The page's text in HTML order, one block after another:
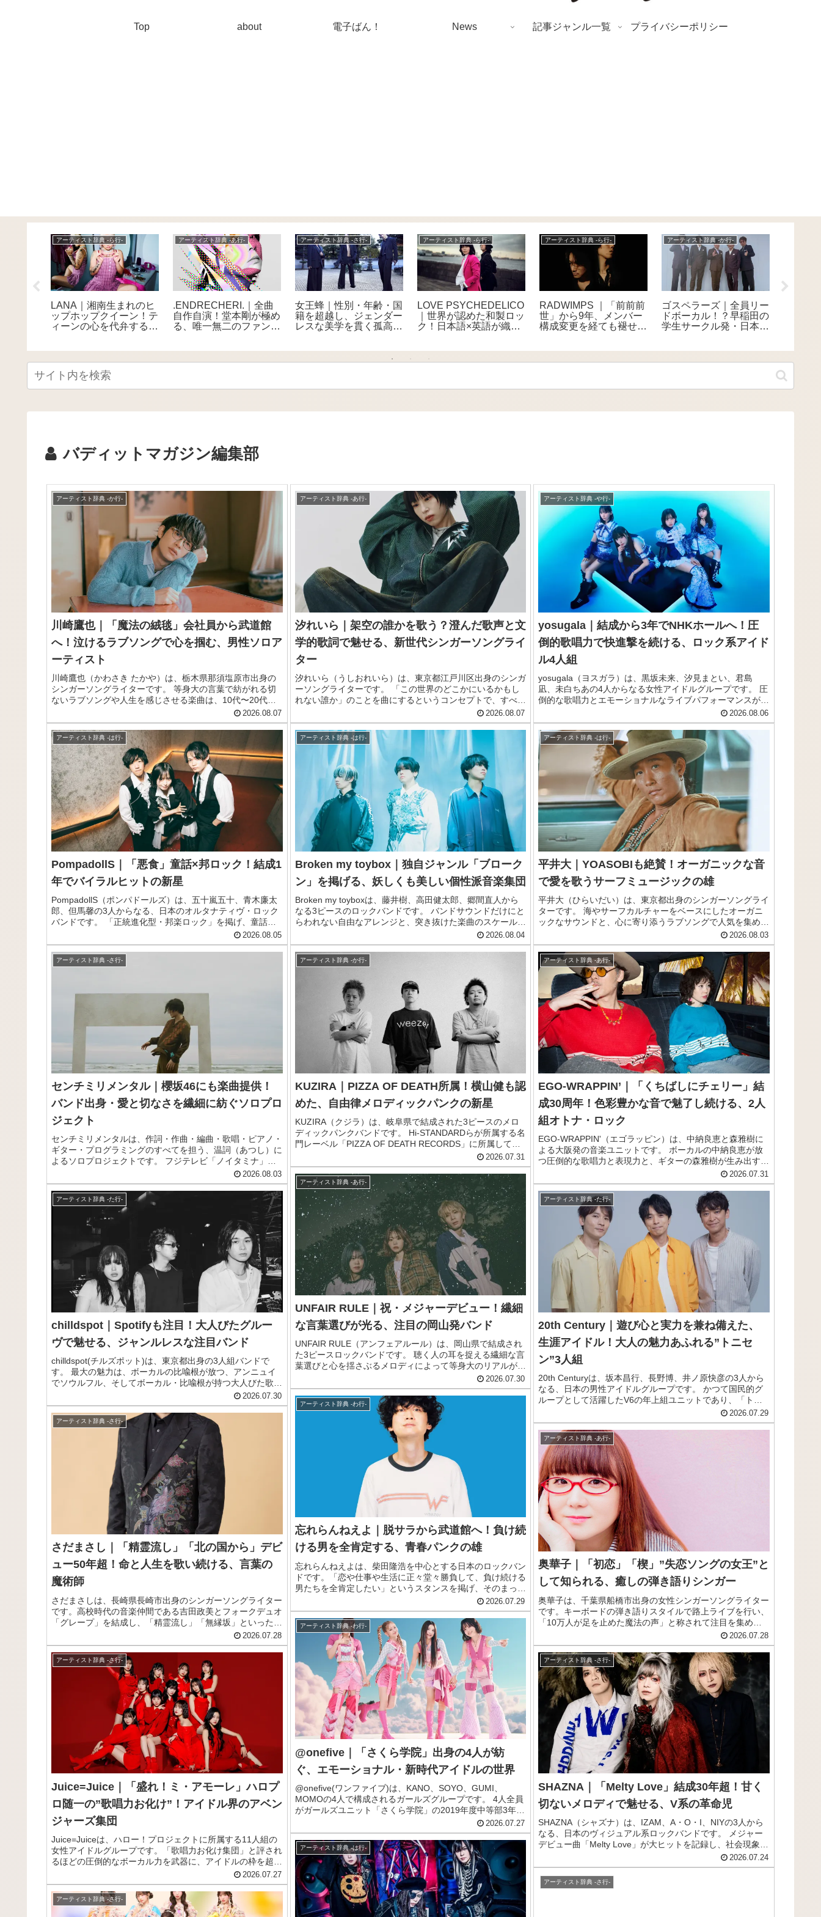
Top about 電子ばん！ News 記事ジャンル一覧 プライバシーポリシー
News
THE ALFEE｜52年の軌
跡と3000本ライブ達成
を追うドキュメンタリー
News
元BABYMETALの
YUIMETAL / 水野由結、
9月30日をもって所属事
アーティスト辞典 -は行-
back number（バックナ
ンバー）の魅力 – 感動的
な歌詞と圧巻のライブで
News
THE ALFEE｜衛星劇場
で14ヶ月連続特集放送
中 NHK以来の貴重番
News
THE PREDATORS｜約
5年ぶりの新曲「オリバ
ー」を8月14日配信リリ
アーティスト辞典 -た行-
玉置浩二｜日本一歌が上
手い！？魂を揺さぶる、
日本屈指の天才シンガー
バディットマガジン編集部
アーティスト辞典 -か行-
川崎鷹也｜「魔法の絨毯」会社員から武道館
へ！泣けるラブソングで心を掴む、男性ソロア
ーティスト
川崎鷹也（かわさき たかや）は、栃木県那須塩原市出身の
シンガーソングライターです。 等身大の言葉で紡がれる切
ないラブソングや人生を感じさせる楽曲は、10代〜20代を
中心に幅広い世代から支持されています。 「半径3mの人を
幸せにしたい」という思いで音楽活動を続け、日本武道館で
のワンマンライブも成功。 一度聴いたら忘れられないハス
キーな歌声と美しいビブラート、癖になるメロディーライン
が最大の魅力です。 この記事では、そんな川崎鷹也のプロ
フィール、来歴、おすすめ曲をサクッとご紹介します。
2026.08.07
アーティスト辞典 -あ行-
汐れいら｜架空の誰かを歌う？澄んだ歌声と文
学的歌詞で魅せる、新世代シンガーソングライ
ター
汐れいら（うしおれいら）は、東京都江戸川区出身のシンガ
ーソングライターです。 「この世界のどこかにいるかもし
れない誰か」のことを曲にするというコンセプトで、すべて
の楽曲を自ら作詞・作曲しています。 等身大の自分や経験
を歌にするのではなく、想像の世界の人たちを表現するスタ
イルが最大の特徴です。 「共感してほしいわけではない、
曲を通してどう感じたかをその人なりに持ってもらいたい」
という思いで楽曲制作を行っています。 恋愛番組「彼とオ
オカミちゃんには騙されない」のBGMに起用された「セン
チメンタル・キス」は、10代〜20代を中心にSNSで広く共
感を呼びました。 そのほかにも多くのタイアップを獲得
し、THE FIRST TAKEへの出演やJAPAN JAM、SUMMER
SONICなど大型フェスへの出演を果たすなど、今最も勢い
のあるシンガーソングライターの一人です。 この記事で
は、そんな汐れいらのプロフィール、来歴、おすすめ曲をサ
クッとご紹介します。
2026.08.07
アーティスト辞典 -や行-
yosugala｜結成から3年でNHKホールへ！圧
倒的歌唱力で快進撃を続ける、ロック系アイド
ル4人組
yosugala（ヨスガラ）は、黒坂未来、汐見まとい、君島
凪、未白ちあの4人からなる女性アイドルグループです。 圧
倒的な歌唱力とエモーショナルなライブパフォーマンスが最
大の魅力で、従来のアイドル像とは一線を画す「王道ロッ
ク」の音楽性で注目を集めています。 TOY'S FACTORYか
らメジャーデビューを果たし、EP「No Border」の収録3曲
すべてにタイアップがつくという異例の注目度で話題となり
ました。 NHKホールでのワンマンライブを控えるなど、そ
の勢いはとどまるところを知りません。 この記事では、
yosugalaのメンバー、来歴、おすすめ曲をまとめてご紹介
します。
2026.08.06
アーティスト辞典 -は行-
PompadollS｜「悪食」童話×邦ロック！結成1
年でバイラルヒットの新星
PompadollS（ポンパドールズ）は、五十嵐五十、青木廉太
郎、但馬馨の3人からなる、日本のオルタナティヴ・ロック
バンドです。 「正統進化型・邦楽ロック」を掲げ、童話を
モチーフにしながら現代風刺に落とし込んだ繊細な歌詞と、
卓越した演奏能力で注目を集めています。 代表曲「悪食」
はTikTokで1000万再生を突破し、Spotifyのバイラルチャー
トでは日本国内1位を記録するなど、結成からわずかな期間
ライブは全て即日完売という驚異的な人気を誇っています。
TVアニメ「愛してるゲームを終わらせたい」のエンディン
グテーマを担当するなど、活躍の場を拡大中です。 この記
事では、そんなPompadollSのメンバーや来歴、おすすめ曲
をまとめてご紹介します。
2026.08.05
アーティスト辞典 -は行-
Broken my toybox｜独自ジャンル「ブローク
ン」を掲げる、妖しくも美しい個性派音楽集団
Broken my toyboxは、藤井樹、高田健太郎、郷間直人から
なる3ピースのロックバンドです。 バンドサウンドだけにと
らわれない自由なアレンジと、突き抜けた楽曲のスケール感
を武器に、独自の道を突き進んできました。「ブロークン」
という独自のジャンルを掲げ、バンドサウンドのみにとらわ
れず、独自のポップやロックを追求している点が最大の特徴
です。 取り繕うことなく現実を伝えながらも、その奥に救
いを感じさせる歌詞の世界観が、多くのリスナーの心を掴ん
でいます。 近年はテレビドラマの主題歌に楽曲が起用され
るなど、その注目度は現在もますます上昇中です。この記事
では、そんなBroken my toyboxのメンバーや来歴、おすす
め曲をまとめてご紹介します。
2026.08.04
アーティスト辞典 -は行-
平井大｜YOASOBIも絶賛！オーガニックな音
で愛を歌うサーフミュージックの雄
平井大（ひらいだい）は、東京都出身のシンガーソングライ
ターです。 海やサーフカルチャーをベースにしたオーガニ
ックなサウンドと、心に寄り添うラブソングで人気を集めて
ップスや、思わず口ずさみたくなる耳馴染みのよいメロディ
を織り交ぜた楽曲は、幅広い世代から支持を集めてきまし
た。 つばの広いハットをトレードマークに、ウクレレやア
コースティックギターを奏でながら、透き通るようなハスキ
ーボイスでピースフルな音楽を届けています。 紅白歌合戦
への出演やアニメ、CMとのタイアップなどその活躍は多岐
にわたり、聴き手の人生に深く寄り添う楽曲たちを通じて
YOASOBIや瑛人といった若手アーティストからも賞賛され
てい流存在です。 この記事では、そんな平井大の魅力やプ
ロフィール、おすすめ曲をまとめてご紹介します。
2026.08.03
アーティスト辞典 -さ行-
センチミリメンタル｜櫻坂46にも楽曲提供！
バンド出身・愛と切なさを繊細に紡ぐソロプロ
ジェクト
センチミリメンタルは、作詞・作曲・編曲・歌唱・ピアノ・
ギター・プログラミングのすべてを担う、温詞（あつし）に
よるソロプロジェクトです。 フジテレビ「ノイタミナ」で
放送されたTVアニメ『ギヴン』の主題歌「キヅアト」でメ
ジャーデビューを果たし、その名を広く知られるようになり
ました。 最大の魅力は、人間の生々しい感情や愛を、切な
くも繊細に描き出す音楽性でしょう。 喜びも悲しみも、暗
い感情までも、まっすぐな言葉で音楽に昇華するその表現力
は、多くのリスナーの心を強く揺さぶってきました。 近年
は櫻坂46や日向坂46への楽曲提供も行うなど、その活躍の
場をますます拡大中です。 この記事では、そんなセンチミ
リメンタルの魅力やプロフィール、おすすめ曲をまとめてご
紹介します。
2026.08.03
アーティスト辞典 -か行-
KUZIRA｜PIZZA OF DEATH所属！横山健も認
めた、自由律メロディックパンクの新星
KUZIRA（クジラ）は、岐阜県で結成された3ピースのメロ
ディックパンクバンドです。 Hi-STANDARDらが所属する名
門レーベル「PIZZA OF DEATH RECORDS」に所属してい
ます。 耳馴染みのよいハイトーンな歌声、一聴すればすぐ
に口ずさめるキャッチーなメロディ、そしてジャンルの扉を
軽々と開いて自由自在に行き来するサウンド展開が最大の魅
力です。 全編英語詞の楽曲は、王道のメロコアに若さあふ
れる遊び心を取り入れており、激しさと爽やかさを見事に共
存させています。 先人たちが築き上げてきたメロディック
パンクという世界に、新たな領域を切り開く「自由律メロデ
ィックパンク」とも言うべき存在として、高い評価を集めて
きました。 結成から数年とは思えないスピードで頭角を現
し、ラジオ番組のパーソナリティーに抜擢されるなど、異例
の活躍を見せています。 疾走感あふれるライブパフォーマ
ンスにも定評があり、いま最も注目される若手バンドのひと
つです。 この記事では、そんなKUZIRAのメンバーや来歴、
おすすめ曲をまとめてご紹介します。
2026.07.31
アーティスト辞典 -あ行-
EGO-WRAPPIN’｜「くちばしにチェリー」結
成30周年！色彩豊かな音で魅了し続ける、2人
組オトナ・ロック
EGO-WRAPPIN'（エゴラッピン）は、中納良恵と森雅樹に
よる大阪発の音楽ユニットです。 ボーカルの中納良恵が放
つ圧倒的な歌唱力と表現力と、ギターの森雅樹が生み出す色
彩豊かなサウンドを融合させることで、他のどこでも聴いた
ことのない唯一無二の世界観が生み出してきました。
「Midnight Dejavu」「Dance Dance Dance」といった恒例
のライブイベントは、多くのファンに愛され続けています。
また、ドラマ「私立探偵 濱マイク」の主題歌「くちばしに
チェリー」や、名曲「色彩のブルース」の異例のロングヒッ
トによって、その名を全国区へと広げました。 そしてライ
ブパフォーマンスの高さにも定評があり、長年にわたって日
本の音楽シーンで確固たる存在感を放っています。 戦前の
ジャズや、キャバレー音楽、昭和歌謡、ブルース、スカ、ロ
ックンロールなど、実に多様なジャンルを消化した独自の音
楽性が最大の魅力です。 この記事では、そんなEGO-
WRAPPIN'のメンバーや来歴、おすすめ曲をまとめてご紹介
します。
2026.07.31
アーティスト辞典 -あ行-
UNFAIR RULE｜祝・メジャーデビュー！繊細
な言葉選びが光る、注目の岡山発バンド
UNFAIR RULE（アンフェアルール）は、岡山県で結成され
た3ピースロックバンドです。 聴く人の耳を捉える繊細な言
葉選びと心を揺さぶるメロディによって等身大のリアルが詰
め込まれた楽曲は、多くの若者から熱い支持を集めていま
す。 ボーカルの山本珠羽から放たれる優しくも芯のある歌
声と、自身の実体験のみをもとにした赤裸々でまっすぐな歌
詞が最大の魅力。 ライブハウスへ通う若者たちを中心に人
気を広げ、大型フェスへの出演や、日本テレビ「バズリズム
02」の人気企画にランクインするなど、要注目のバンドへ
と急成長を遂げてきました。 現在はメジャーデビューを果
たし、活躍の場をさらに広げています。 知名度が向上した
後も年間200本を超えるライブをこなす、生粋のライブバン
ドです。 この記事では、そんなUNFAIR RULEのメンバーや
来歴、おすすめ曲をまとめてご紹介します。
2026.07.30
アーティスト辞典 -た行-
chilldspot｜Spotifyも注目！大人びたグルー
ヴで魅せる、ジャンルレスな注目バンド
chilldspot(チルズポット)は、東京都出身の3人組バンドで
す。 最大の魅力は、ボーカルの比喩根が放つ、アンニュイ
でソウルフル、そしてボーカル・比喩根が持つ大人びた歌声
でしょう。 その歌声を軸に、ボーカロイドや洋楽、クラシ
ック、ヒップホップ、ジャズ、ファンクといった多様な音楽
をシームレスに吸収した、ジャンルレスなサウンドを鳴らし
ています。 メランコリックで美しい楽曲から、胸をヒリヒ
リとさせるような苛立ちを込めた楽曲まで、その振り幅の大
きさも大きな特徴です。 数々のCMソングやドラマ主題歌を
手がけ、Spotifyによる次世代アーティストプログラム
「RADAR：Early Noise 2021」に選出されるなど、国内外
から大きな注目を集めています。 メンバー全員が2002年生
まれで、幼馴染や高校の軽音部仲間を中心に結成された、ま
さにZ世代を代表するバンドです。 この記事では、そんな
chilldspotのメンバーや来歴、おすすめ曲をまとめてご紹介
2026.07.30
アーティスト辞典 -た行-
20th Century｜遊び心と実力を兼ね備えた、
生涯アイドル！大人の魅力あふれる”トニセ
ン”3人組
20th Centuryは、坂本昌行、長野博、井ノ原快彦の3人から
なる、日本の男性アイドルグループです。 かつて国民的グ
ループとして活躍したV6の年上組ユニットであり、「トニ
セン」の愛称で長年にわたり親しまれてきました。 V6解散
後も3人でのユニット活動を継続しており、円熟味を増した
パフォーマンスで多くのファンを魅了し続けています。 最
大の魅力は、親しみやすく気さくなキャラクターと、大人な
らではのアダルトで洗練された雰囲気との、絶妙なギャッ
プ。 歌やダンスはもちろん、それぞれがドラマや舞台、バ
ラエティ番組で主演や活躍を見せる、実力派揃いのグループ
です。 この記事では、20th Centuryのメンバーや来歴、お
すすめ曲をご紹介します。
2026.07.29
アーティスト辞典 -わ行-
忘れらんねえよ｜脱サラから武道館へ！負け続
ける男を全肯定する、青春パンクの雄
忘れらんねえよは、柴田隆浩を中心とする日本のロックバン
ドです。「恋や仕事や生活に正々堂々勝負して、負け続ける
男たちを全肯定したい」というスタンスを掲げ、そのまっす
ぐで嘘のない言葉が多くのリスナーの共感を呼んでいます。
パンクロック由来のラウドで爽やかなギターサウンドと、
日々の暮らしの中にある喜怒哀楽を、熱量たっぷりに歌い上
げる歌詞が最大の魅力です。思春期特有の性への悶々とした
感情や、日常に潜む切なさを描いた歌詞は、聴く人の心を鋭
くえぐりながらも、そっと肯定してくれます。暗さをはらん
だ歌詞とは対照的に、サウンドは青春パンクらしい爽快感に
あふれており、そのギャップも大きな特徴です。この記事で
は、そんな忘れらんねえよのメンバーや来歴、おすすめ曲を
まとめてご紹介します。忘れらんねえよ
2026.07.29
アーティスト辞典 -さ行-
さだまさし｜「精霊流し」「北の国から」デビ
ュー50年超！命と人生を歌い続ける、言葉の
魔術師
さだまさしは、長崎県長崎市出身のシンガーソングライター
です。高校時代の音楽仲間である吉田政美とフォークデュオ
「グレープ」を結成し、「精霊流し」「無縁坂」といった名
曲でその名を知られるようになります。グループ解散後はソ
ロシンガーとして活動を開始し、「関白宣言」「秋桜」「北
の国から」など、時代を超えて歌い継がれる数々の国民的ヒ
ット曲を生み出してきました。音楽活動だけにとどまらず、
小説家としても「解夏」「風に立つライオン」などを発表
し、その多くが映画やドラマになるなど、マルチな才能を発
揮しています。ソロデビュー以来、通算4700回を超えるコ
ンサートを重ねてきた、まさに日本を代表する音楽家です。
この記事では、そんなさだまさしの魅力やプロフィール、お
すすめ曲をまとめてご紹介します。
2026.07.28
アーティスト辞典 -あ行-
奥華子｜「初恋」「楔」”失恋ソングの女王”と
して知られる、癒しの弾き語りシンガー
奥華子は、千葉県船橋市出身の女性シンガーソングライター
です。キーボードの弾き語りスタイルで路上ライブを行い、
「10万人が足を止めた魔法の声」と称されて注目を集めま
した。細田守監督のアニメ映画『時をかける少女』の主題歌
「ガーネット」と挿入歌「変わらないもの」で広く知られる
ようになり、ロングセラーを記録しています。「声だけで泣
ける」と称される唯一無二の歌声と、聴いた瞬間から心に染
み入るメロディ・歌詞が、老若男女問わず幅広い世代から支
持される歌姫です。この記事では、そんな奥華子のプロフィ
ール、来歴、おすすめ曲までサクッとご紹介します。
2026.07.28
アーティスト辞典 -わ行-
@onefive｜「さくら学院」出身の4人が紡
ぐ、エモーショナル・新時代アイドルの世界
@onefive(ワンファイブ)は、KANO、SOYO、GUMI、
MOMOの4人で構成されるガールズグループです。 4人全員
がガールズユニット「さくら学院」の2019年度中等部3年メ
ンバーであり、幼少期から共に活動してきた幼馴染のような
絆で結ばれています。 「Japanese Classy Crush」をコンセ
プトに掲げ、日本の良き文化を大切にしながら、古い固定観
念を打ち破る新しいスタイルを追求。 アミューズとエイベ
ックスという大手事務所・レーベルによるタッグで、音楽活
動のみならずモデルや俳優業など幅広い分野で活躍中です。
この記事では、@onefiveのメンバー、来歴、おすすめ曲ま
でサクッとご紹介します。
2026.07.27
アーティスト辞典 -さ行-
Juice=Juice｜「盛れ！ミ・アモーレ」ハロプ
ロ随一の”歌唱力お化け”！アイドル界のアベン
ジャーズ集団
Juice=Juiceは、ハロー！プロジェクトに所属する11人組の
女性アイドルグループです。「歌唱力お化け集団」と評され
るほどの圧倒的なボーカル力を武器に、アイドルの枠を超え
た本格的なパフォーマンスで多くの音楽ファンを惹きつけて
います。プロデュースを手がけたのは、数々の国民的グルー
プを生み出してきたつんくです。メンバー全員が高い歌唱力
を備えており、「誰がどこを歌っても外さない」と言われる
2026.07.27
アーティスト辞典 -さ行-
SHAZNA｜「Melty Love」結成30年超！甘く
切ないメロディで魅せる、V系の革命児
SHAZNA（シャズナ）は、IZAM、A・O・I、NIYの3人から
なる、日本のヴィジュアル系ロックバンドです。 メジャー
デビュー曲「Melty Love」が大ヒットを記録し、社会現象と
呼ばれるほどのブームを巻き起こしたことで広く知られてい
ます。 ボーカルのIZAMが放つ耽美で華麗なビジュアルと、
1980年代のヒットチャートを思わせる軽快でキャッチーな
楽曲との絶妙な融合で多くのファンを魅了し、MALICE
2026.07.24
アーティスト辞典 -は行-
アーティスト辞典 -さ行-
アーティスト辞典 -さ行-